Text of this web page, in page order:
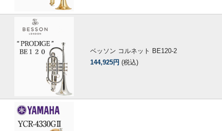
ベッソン コルネット BE120-2
144,925円 (税込)